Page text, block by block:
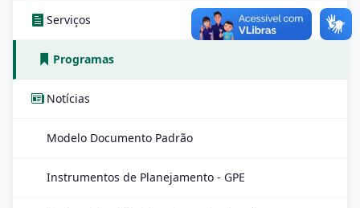
Serviços
Programas
Notícias
Modelo Documento Padrão
Instrumentos de Planejamento - GPE